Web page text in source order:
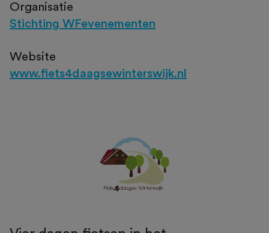
Organisatie
Stichting WFevenementen
Website
www.fiets4daagsewinterswijk.nl